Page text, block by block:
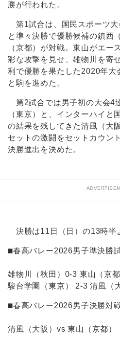
勝が行われた。
第1試合は、国民スポーツ大
と準々決勝で優勝候補の鎮西
（京都）が対戦。東山がエー
彩な攻撃を見せ、雄物川を寄
利で優勝を果たした2020年大
と駒を進めた。
第2試合では男子初の大会4
（東京）と、インターハイと
の結果を残してきた清風（大
セットの激闘をセットカウン
決勝進出を決めた。
決勝は11日（日）の13時半
⬛︎春高バレー2026男子準決勝
雄物川（秋田）0-3 東山（京都
駿台学園（東京） 2-3 清風（
⬛︎春高バレー2026男子決勝対
清風（大阪）vs 東山（京都）